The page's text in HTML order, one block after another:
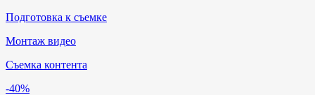
Подготовка к съемке
Монтаж видео
Съемка контента
-40%